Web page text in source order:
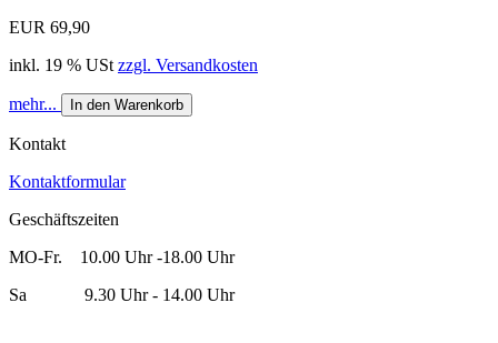
EUR 69,90
inkl. 19 % USt zzgl. Versandkosten
mehr... In den Warenkorb
Kontakt
Kontaktformular
Geschäftszeiten
MO-Fr. 10.00 Uhr -18.00 Uhr
Sa 9.30 Uhr - 14.00 Uhr